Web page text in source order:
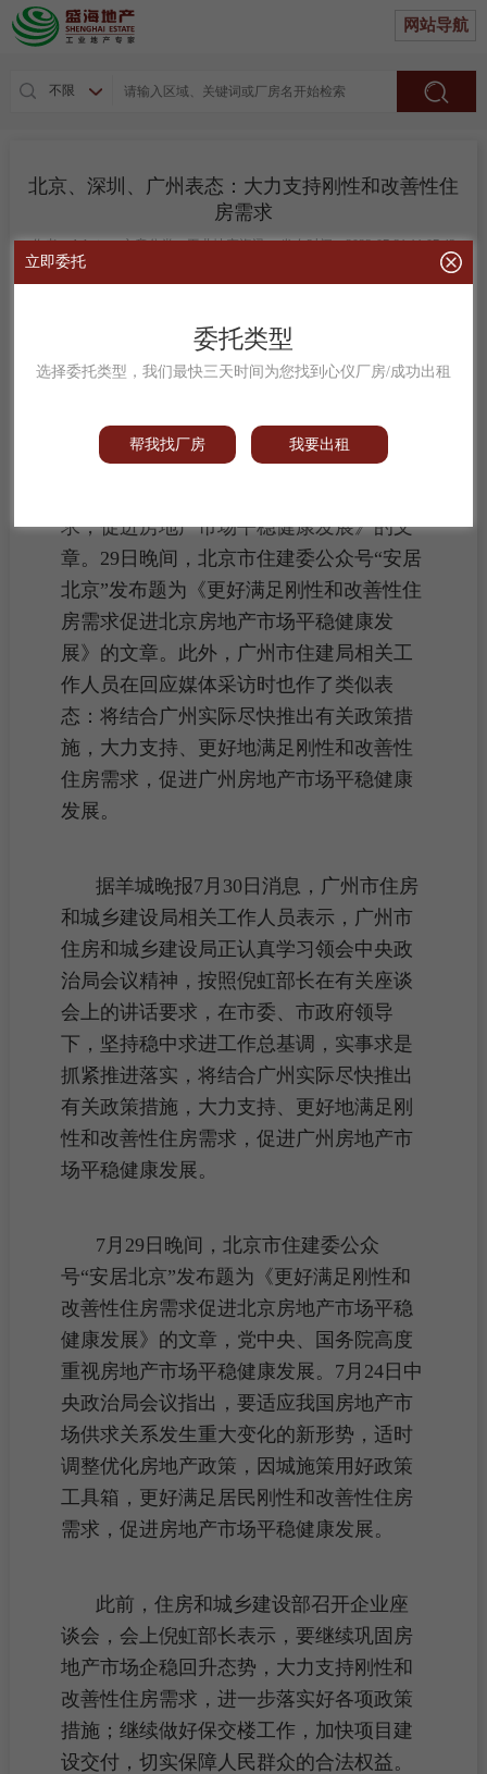
网站导航
不限
北京、深圳、广州表态：大力支持刚性和改善性住
房需求
作者：Admin 文章分类：工业地产资讯 发布时间：2023-07-31 11:07:43
北京、深圳、广州表态：大力支持刚
性和改善性住房需求
7月30日，深圳市住房和建设局公众
号“深圳住建”发布题为《深圳市住房和建
求，促进房地产市场平稳健康发展》的文
章。29日晚间，北京市住建委公众号“安居
北京”发布题为《更好满足刚性和改善性住
房需求促进北京房地产市场平稳健康发
展》的文章。此外，广州市住建局相关工
作人员在回应媒体采访时也作了类似表
态：将结合广州实际尽快推出有关政策措
施，大力支持、更好地满足刚性和改善性
住房需求，促进广州房地产市场平稳健康
发展。
据羊城晚报7月30日消息，广州市住房
和城乡建设局相关工作人员表示，广州市
住房和城乡建设局正认真学习领会中央政
治局会议精神，按照倪虹部长在有关座谈
会上的讲话要求，在市委、市政府领导
下，坚持稳中求进工作总基调，实事求是
抓紧推进落实，将结合广州实际尽快推出
有关政策措施，大力支持、更好地满足刚
性和改善性住房需求，促进广州房地产市
场平稳健康发展。
7月29日晚间，北京市住建委公众
号“安居北京”发布题为《更好满足刚性和
改善性住房需求促进北京房地产市场平稳
健康发展》的文章，党中央、国务院高度
重视房地产市场平稳健康发展。7月24日中
央政治局会议指出，要适应我国房地产市
场供求关系发生重大变化的新形势，适时
调整优化房地产政策，因城施策用好政策
工具箱，更好满足居民刚性和改善性住房
需求，促进房地产市场平稳健康发展。
此前，住房和城乡建设部召开企业座
谈会，会上倪虹部长表示，要继续巩固房
地产市场企稳回升态势，大力支持刚性和
改善性住房需求，进一步落实好各项政策
措施；继续做好保交楼工作，加快项目建
设交付，切实保障人民群众的合法权益。
立即委托
委托类型
选择委托类型，我们最快三天时间为您找到心仪厂房/成功出租
帮我找厂房 我要出租